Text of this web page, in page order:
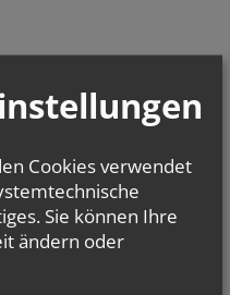
Verwendungszweck angeben
Uhr
Cookies verwendet
Sie können Ihre
ändern oder